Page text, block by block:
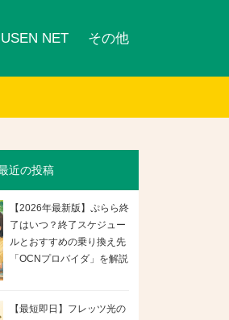
USEN NET その他
近の投稿
【2026年最新版】ぷらら終
了はいつ？終了スケジュー
ルとおすすめの乗り換え先
「OCNプロバイダ」を解説
【最短即日】フレッツ光の